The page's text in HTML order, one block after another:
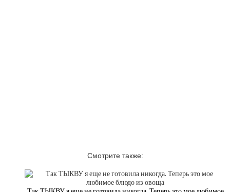
Смотрите также: